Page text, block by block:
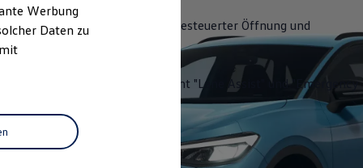
- Heckklappe mit sensorgesteuerter Öffnung und
Assist", Spurhalteassistent "Lane Assist" und "Emergency
"Discover Pro"
Werbung
Daten zu